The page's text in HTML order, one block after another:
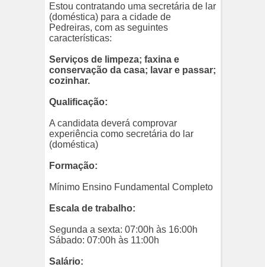
Estou contratando uma secretária de lar
(doméstica) para a cidade de
Pedreiras, com as seguintes
características:
Serviços de limpeza; faxina e
conservação da casa; lavar e passar;
cozinhar.
Qualificação:
A candidata deverá comprovar
experiência como secretária do lar
(doméstica)
Formação:
Mínimo Ensino Fundamental Completo
Escala de trabalho:
Segunda a sexta: 07:00h às 16:00h
Sábado: 07:00h às 11:00h
Salário: